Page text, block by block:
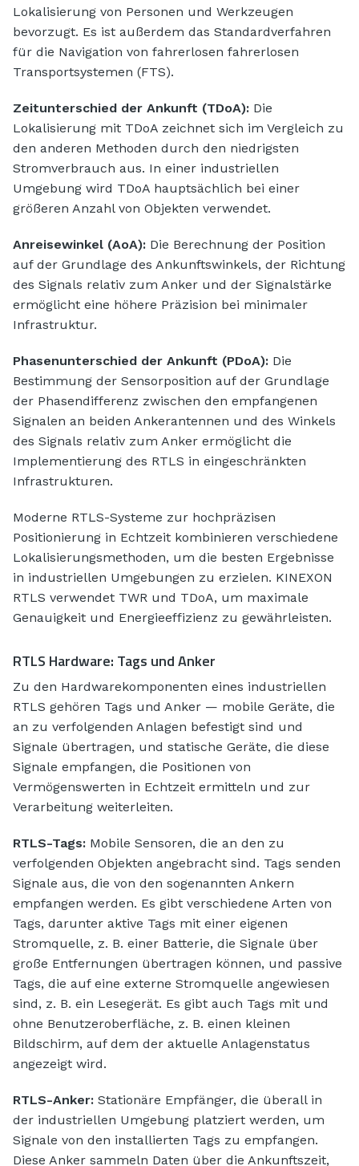
Lokalisierung von Personen und Werkzeugen
bevorzugt. Es ist außerdem das Standardverfahren
für die Navigation von fahrerlosen fahrerlosen
Transportsystemen (FTS).
Zeitunterschied der Ankunft (TDoA): Die
Lokalisierung mit TDoA zeichnet sich im Vergleich zu
den anderen Methoden durch den niedrigsten
Stromverbrauch aus. In einer industriellen
Umgebung wird TDoA hauptsächlich bei einer
größeren Anzahl von Objekten verwendet.
Anreisewinkel (AoA): Die Berechnung der Position
auf der Grundlage des Ankunftswinkels, der Richtung
des Signals relativ zum Anker und der Signalstärke
ermöglicht eine höhere Präzision bei minimaler
Infrastruktur.
Phasenunterschied der Ankunft (PDoA): Die
Bestimmung der Sensorposition auf der Grundlage
der Phasendifferenz zwischen den empfangenen
Signalen an beiden Ankerantennen und des Winkels
des Signals relativ zum Anker ermöglicht die
Implementierung des RTLS in eingeschränkten
Infrastrukturen.
Moderne RTLS-Systeme zur hochpräzisen
Positionierung in Echtzeit kombinieren verschiedene
Lokalisierungsmethoden, um die besten Ergebnisse
in industriellen Umgebungen zu erzielen. KINEXON
RTLS verwendet TWR und TDoA, um maximale
Genauigkeit und Energieeffizienz zu gewährleisten.
RTLS Hardware: Tags und Anker
Zu den Hardwarekomponenten eines industriellen
RTLS gehören Tags und Anker — mobile Geräte, die
an zu verfolgenden Anlagen befestigt sind und
Signale übertragen, und statische Geräte, die diese
Signale empfangen, die Positionen von
Vermögenswerten in Echtzeit ermitteln und zur
Verarbeitung weiterleiten.
RTLS-Tags: Mobile Sensoren, die an den zu
verfolgenden Objekten angebracht sind. Tags senden
Signale aus, die von den sogenannten Ankern
empfangen werden. Es gibt verschiedene Arten von
Tags, darunter aktive Tags mit einer eigenen
Stromquelle, z. B. einer Batterie, die Signale über
große Entfernungen übertragen können, und passive
Tags, die auf eine externe Stromquelle angewiesen
sind, z. B. ein Lesegerät. Es gibt auch Tags mit und
ohne Benutzeroberfläche, z. B. einen kleinen
Bildschirm, auf dem der aktuelle Anlagenstatus
angezeigt wird.
RTLS-Anker: Stationäre Empfänger, die überall in
der industriellen Umgebung platziert werden, um
Signale von den installierten Tags zu empfangen.
Diese Anker sammeln Daten über die Ankunftszeit,